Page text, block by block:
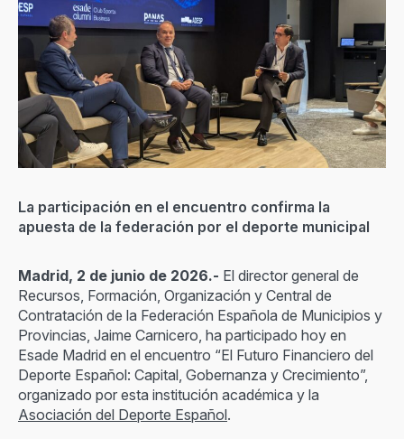
La participación en el encuentro confirma la
apuesta de la federación por el deporte municipal
Madrid, 2 de junio de 2026.- El director general de
Recursos, Formación, Organización y Central de
Contratación de la Federación Española de Municipios y
Provincias, Jaime Carnicero, ha participado hoy en
Esade Madrid en el encuentro “El Futuro Financiero del
Deporte Español: Capital, Gobernanza y Crecimiento”,
organizado por esta institución académica y la
Asociación del Deporte Español.